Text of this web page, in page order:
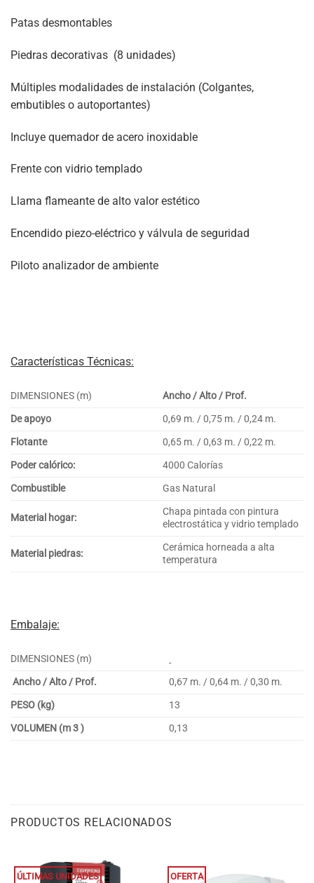
Patas desmontables
Piedras decorativas (8 unidades)
Múltiples modalidades de instalación (Colgantes,
embutibles o autoportantes)
Incluye quemador de acero inoxidable
Frente con vidrio templado
Llama flameante de alto valor estético
Encendido piezo-eléctrico y válvula de seguridad
Piloto analizador de ambiente
Características Técnicas:
DIMENSIONES (m)
Ancho / Alto / Prof.
De apoyo
0,69 m. / 0,75 m. / 0,24 m.
Flotante
0,65 m. / 0,63 m. / 0,22 m.
Poder calórico:
4000 Calorías
Combustible
Gas Natural
Material hogar:
Chapa pintada con pintura
electrostática y vidrio templado
Material piedras:
Cerámica horneada a alta
temperatura
Embalaje:
DIMENSIONES (m)
Ancho / Alto / Prof.
0,67 m. / 0,64 m. / 0,30 m.
PESO (kg)
13
VOLUMEN (m 3 )
0,13
PRODUCTOS RELACIONADOS
ÚLTIMAS UNIDADES OFERTA